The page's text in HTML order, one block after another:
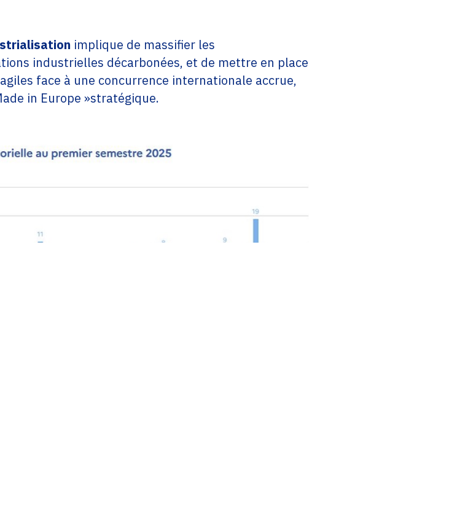
implique de massifier les
industrielles décarbonées, et de mettre en place
face à une concurrence internationale accrue,
in Europe »stratégique.